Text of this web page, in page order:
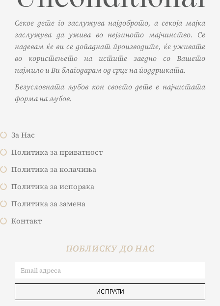
Секое дете го заслужува најдоброто, а секоја мајка
заслужува да ужива во нејзиното мајчинство. Се
надевам ќе ви се допаднат производите, ќе уживате
во користењето на истите заедно со Вашето
најмило и Ви благодарам од срце на поддршката.
Безусловната љубов кон своето дете е најчистата
форма на љубов.
За Нас
Политика за приватност
Политика за колачиња
Политика за испорака
Политика за замена
Контакт
ПОБЛИСКУ ДО НАС
ИСПРАТИ